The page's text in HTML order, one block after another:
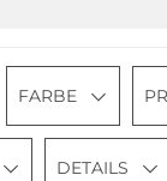
FARBE
DETAILS